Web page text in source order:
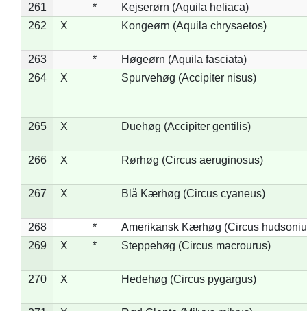
261 *
Kejserørn (Aquila heliaca)
262
X Kongeørn (Aquila chrysaetos)
263 *
Høgeørn (Aquila fasciata)
264
X Spurvehøg (Accipiter nisus)
265 X Duehøg (Accipiter gentilis)
266 X Rørhøg (Circus aeruginosus)
267 X Blå Kærhøg (Circus cyaneus)
268 *
Amerikansk Kærhøg (Circus
269
X * Steppehøg (Circus macrourus)
270 X Hedehøg (Circus pygargus)